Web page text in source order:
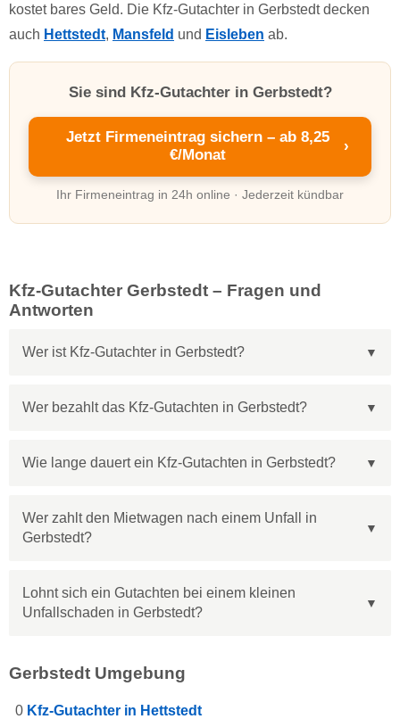
kostet bares Geld. Die Kfz-Gutachter in Gerbstedt decken
auch Hettstedt, Mansfeld und Eisleben ab.
Sie sind Kfz-Gutachter in Gerbstedt?
Jetzt Firmeneintrag sichern – ab 8,25
€/Monat
›
Ihr Firmeneintrag in 24h online · Jederzeit kündbar
Kfz-Gutachter Gerbstedt – Fragen und
Antworten
Wer ist Kfz-Gutachter in Gerbstedt?
Wer bezahlt das Kfz-Gutachten in Gerbstedt?
Wie lange dauert ein Kfz-Gutachten in Gerbstedt?
Wer zahlt den Mietwagen nach einem Unfall in
Gerbstedt?
Lohnt sich ein Gutachten bei einem kleinen
Unfallschaden in Gerbstedt?
Gerbstedt Umgebung
0 Kfz-Gutachter in Hettstedt